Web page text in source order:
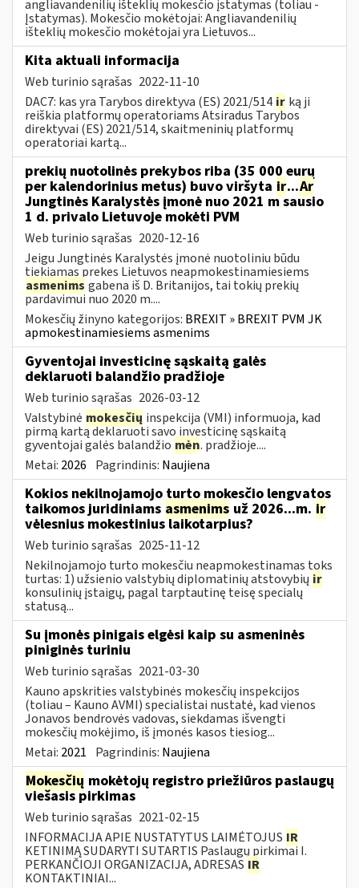
angliavandenilių išteklių mokesčio įstatymas (toliau -
Įstatymas). Mokesčio mokėtojai: Angliavandenilių
išteklių mokesčio mokėtojai yra Lietuvos...
Kita aktuali informacija
Web turinio sąrašas 2022-11-10
DAC7: kas yra Tarybos direktyva (ES) 2021/514 ir ką ji
reiškia platformų operatoriams Atsiradus Tarybos
direktyvai (ES) 2021/514, skaitmeninių platformų
operatoriai kartą...
prekių nuotolinės prekybos riba (35 000 eurų
per kalendorinius metus) buvo viršyta ir...Ar
Jungtinės Karalystės įmonė nuo 2021 m sausio
1 d. privalo Lietuvoje mokėti PVM
Web turinio sąrašas 2020-12-16
Jeigu Jungtinės Karalystės įmonė nuotoliniu būdu
tiekiamas prekes Lietuvos neapmokestinamiesiems
asmenims gabena iš D. Britanijos, tai tokių prekių
pardavimui nuo 2020 m....
Mokesčių žinyno kategorijos: BREXIT » BREXIT PVM JK
apmokestinamiesiems asmenims
Gyventojai investicinę sąskaitą galės
deklaruoti balandžio pradžioje
Web turinio sąrašas 2026-03-12
Valstybinė mokesčių inspekcija (VMI) informuoja, kad
pirmą kartą deklaruoti savo investicinę sąskaitą
gyventojai galės balandžio mėn. pradžioje....
Metai: 2026 Pagrindinis: Naujiena
Kokios nekilnojamojo turto mokesčio lengvatos
taikomos juridiniams asmenims už 2026...m. ir
vėlesnius mokestinius laikotarpius?
Web turinio sąrašas 2025-11-12
Nekilnojamojo turto mokesčiu neapmokestinamas toks
turtas: 1) užsienio valstybių diplomatinių atstovybių ir
konsulinių įstaigų, pagal tarptautinę teisę specialų
statusą...
Su įmonės pinigais elgėsi kaip su asmeninės
piniginės turiniu
Web turinio sąrašas 2021-03-30
Kauno apskrities valstybinės mokesčių inspekcijos
(toliau – Kauno AVMI) specialistai nustatė, kad vienos
Jonavos bendrovės vadovas, siekdamas išvengti
mokesčių mokėjimo, iš įmonės kasos tiesiog...
Metai: 2021 Pagrindinis: Naujiena
Mokesčių mokėtojų registro priežiūros paslaugų
viešasis pirkimas
Web turinio sąrašas 2021-02-15
INFORMACIJA APIE NUSTATYTUS LAIMĖTOJUS IR
KETINIMĄ SUDARYTI SUTARTIS Paslaugų pirkimai I.
PERKANČIOJI ORGANIZACIJA, ADRESAS IR
KONTAKTINIAI...